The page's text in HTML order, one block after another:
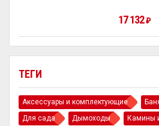
ТЕГИ
Аксессуары и комплектующие
Для сада
Дымоходы Камины
17 132₽